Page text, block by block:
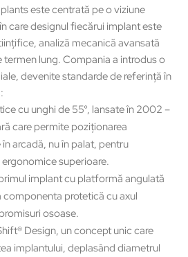
este centrată pe o viziune
care designul fiecărui implant este
analiză mecanică avansată
termen lung. Compania a introdus o
devenite standarde de referință în
cu unghi de 55°, lansate în 2002 –
care permite poziționarea
arcadă, nu în palat, pentru
superioare.
implant cu platformă angulată
componenta protetică cu axul
osoase.
Design, un concept unic care
implantului, deplasând diametrul